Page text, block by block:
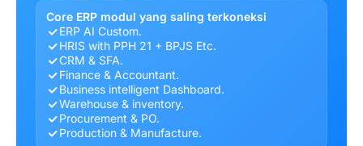
Core ERP modul yang saling terkoneksi
ERP AI Custom.
HRIS with PPH 21 + BPJS Etc.
CRM & SFA.
Finance & Accountant.
Business intelligent Dashboard.
Warehouse & inventory.
Procurement & PO.
Production & Manufacture.